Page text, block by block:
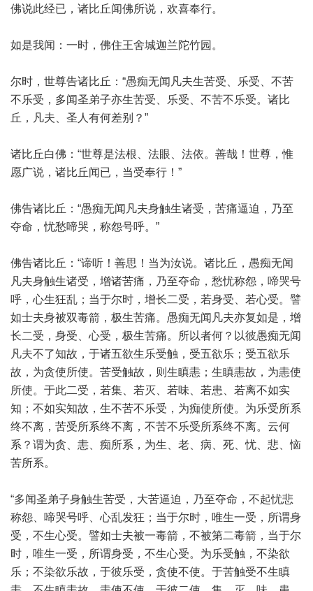
佛说此经已，诸比丘闻佛所说，欢喜奉行。
如是我闻：一时，佛住王舍城迦兰陀竹园。
尔时，世尊告诸比丘：“愚痴无闻凡夫生苦受、乐受、不苦
不乐受，多闻圣弟子亦生苦受、乐受、不苦不乐受。诸比
丘，凡夫、圣人有何差别？”
诸比丘白佛：“世尊是法根、法眼、法依。善哉！世尊，惟
愿广说，诸比丘闻已，当受奉行！”
佛告诸比丘：“愚痴无闻凡夫身触生诸受，苦痛逼迫，乃至
夺命，忧愁啼哭，称怨号呼。”
佛告诸比丘：“谛听！善思！当为汝说。诸比丘，愚痴无闻
凡夫身触生诸受，增诸苦痛，乃至夺命，愁忧称怨，啼哭号
呼，心生狂乱；当于尔时，增长二受，若身受、若心受。譬
如士夫身被双毒箭，极生苦痛。愚痴无闻凡夫亦复如是，增
长二受，身受、心受，极生苦痛。所以者何？以彼愚痴无闻
凡夫不了知故，于诸五欲生乐受触，受五欲乐；受五欲乐
故，为贪使所使。苦受触故，则生瞋恚；生瞋恚故，为恚使
所使。于此二受，若集、若灭、若味、若患、若离不如实
知；不如实知故，生不苦不乐受，为痴使所使。为乐受所系
终不离，苦受所系终不离，不苦不乐受所系终不离。云何
系？谓为贪、恚、痴所系，为生、老、病、死、忧、悲、恼
苦所系。
“多闻圣弟子身触生苦受，大苦逼迫，乃至夺命，不起忧悲
称怨、啼哭号呼、心乱发狂；当于尔时，唯生一受，所谓身
受，不生心受。譬如士夫被一毒箭，不被第二毒箭，当于尔
时，唯生一受，所谓身受，不生心受。为乐受触，不染欲
乐；不染欲乐故，于彼乐受，贪使不使。于苦触受不生瞋